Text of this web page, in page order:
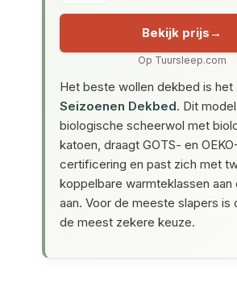
Bekijk prijs
Op Tuursleep.com
Het beste wollen dekbed is het
Seizoenen Dekbed. Dit
biologische scheerwol met
katoen, draagt GOTS- en
certificering en past zich met
koppelbare warmteklassen aan
aan. Voor de meeste slapers is
de meest zekere keuze.